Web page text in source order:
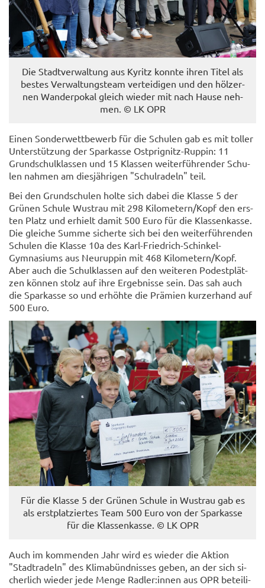
Die Stadt­ver­wal­tung aus Ky­ritz konn­te ihren Titel als
bes­tes Ver­wal­tungs­team ver­tei­di­gen und den höl­zer­
nen Wan­der­po­kal gleich wie­der mit nach Hause neh­
men. © LK OPR
Einen Son­der­wett­be­werb für die Schu­len gab es mit tol­ler
Un­ter­stüt­zung der Spar­kas­se Ostprignitz-​Ruppin: 11
Grund­schul­klas­sen und 15 Klas­sen wei­ter­füh­ren­der Schu­
len nah­men am dies­jäh­ri­gen "Schul­ra­deln" teil.
Bei den Grund­schu­len holte sich dabei die Klas­se 5 der
Grü­nen Schu­le Wus­trau mit 298 Ki­lo­me­tern/Kopf den ers­
ten Platz und er­hielt damit 500 Euro für die Klas­sen­kas­se.
Die glei­che Summe si­cher­te sich bei den wei­ter­füh­ren­den
Schu­len die Klas­se 10a des Karl-​Friedrich-Schinkel-
Gymnasiums aus Neu­rup­pin mit 468 Ki­lo­me­tern/Kopf.
Aber auch die Schul­klas­sen auf den wei­te­ren Po­dest­plät­
zen kön­nen stolz auf ihre Er­geb­nis­se sein. Das sah auch
die Spar­kas­se so und er­höh­te die Prä­mi­en kur­zer­hand auf
500 Euro.
Für die Klas­se 5 der Grü­nen Schu­le in Wus­trau gab es
als erst­plat­zier­tes Team 500 Euro von der Spar­kas­se
für die Klas­sen­kas­se. © LK OPR
Auch im kom­men­den Jahr wird es wie­der die Ak­ti­on
"Stadt­ra­deln" des Kli­ma­bünd­nis­ses geben, an der sich si­
cher­lich wie­der jede Menge Rad­ler:innen aus OPR be­tei­li­